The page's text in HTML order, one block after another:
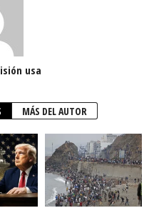
usa
MÁS DEL AUTOR